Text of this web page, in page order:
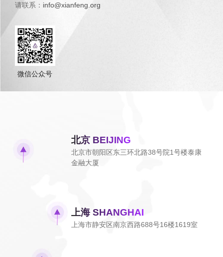
请联系： info@xianfeng.org
微信公众号
北京 BEIJING
北京市朝阳区东三环北路38号院1号楼泰康
金融大厦
上海 SHANGHAI
上海市静安区南京西路688号16楼1619室